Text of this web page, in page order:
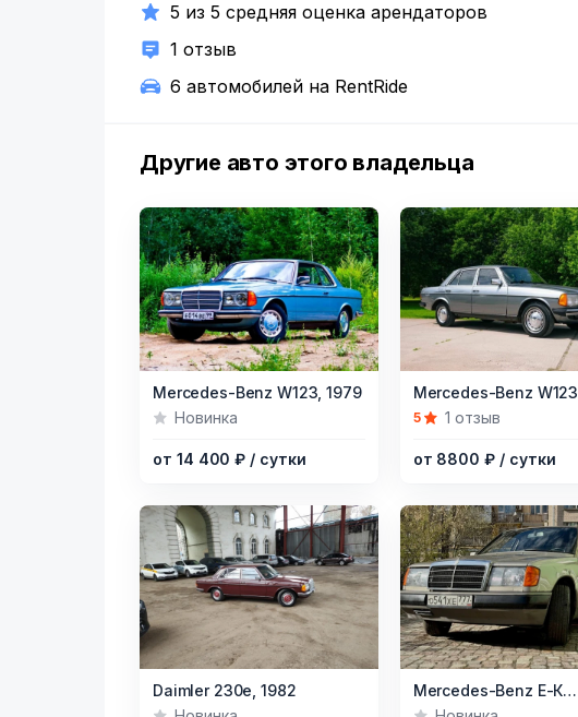
5 из 5 средняя оценка арендаторов
1 отзыв
6 автомобилей на RentRide
Другие авто этого владельца
Item
Mercedes-Benz W123, 1979
Новинка
от 14 400 ₽ / сутки
Item
Mercedes-Benz W123,
5 1 отзыв
от 8800 ₽ / сутки
Item
Daimler 230e, 1982
Item
Mercedes-Benz E-Класс,